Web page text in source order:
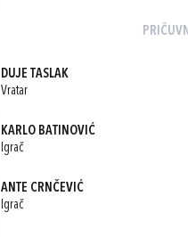
DUJE TASLAK
Vratar
KARLO BATINOVIĆ
Igrač
ANTE CRNČEVIĆ
Igrač